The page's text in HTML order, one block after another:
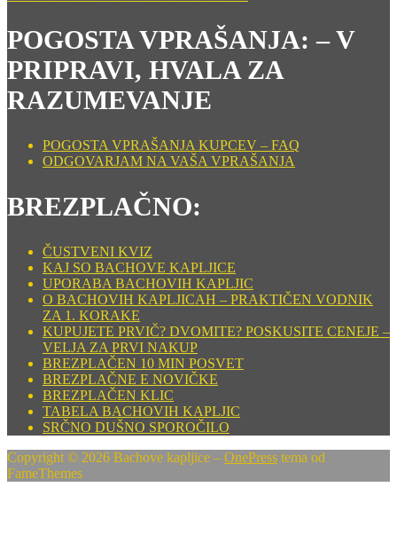
POGOSTA VPRAŠANJA: – V
PRIPRAVI, HVALA ZA
RAZUMEVANJE
POGOSTA VPRAŠANJA KUPCEV – FAQ
ODGOVARJAM NA VAŠA VPRAŠANJA
BREZPLAČNO:
ČUSTVENI KVIZ
KAJ SO BACHOVE KAPLJICE
UPORABA BACHOVIH KAPLJIC
O BACHOVIH KAPLJICAH – PRAKTIČEN VODNIK
ZA 1. KORAKE
KUPUJETE PRVIČ? DVOMITE? POSKUSITE CENEJE –
VELJA ZA PRVI NAKUP
BREZPLAČEN 10 MIN POSVET
BREZPLAČNE E NOVIČKE
BREZPLAČEN KLIC
TABELA BACHOVIH KAPLJIC
SRČNO DUŠNO SPOROČILO
Copyright © 2026 Bachove kapljice – OnePress tema od
FameThemes